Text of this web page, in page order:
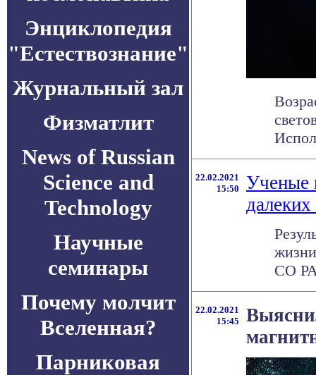
Энциклопедия
"Естествознание"
Журнальный зал
Физматлит
News of Russian
Science and
Technology
Научные
семинары
Почему молчит
Вселенная?
Парниковая
22.02.2021
15:50
Ученые
далеких
СО
22.02.2021
15:45